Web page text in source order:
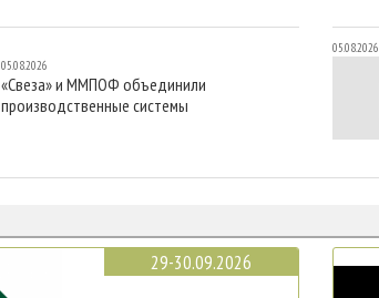
05.08.2026
«Свеза» и ММПОФ объединили
производственные системы
05.08.2026
29-30.09.2026